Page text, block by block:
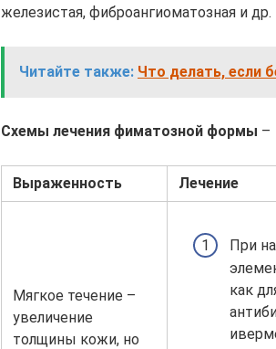
железистая, фиброангиоматозная и др.
Читайте также: Что делать, если
Схемы лечения фиматозной формы –
Выраженность Лечение
Мягкое течение –
увеличение
толщины кожи, но
При
как